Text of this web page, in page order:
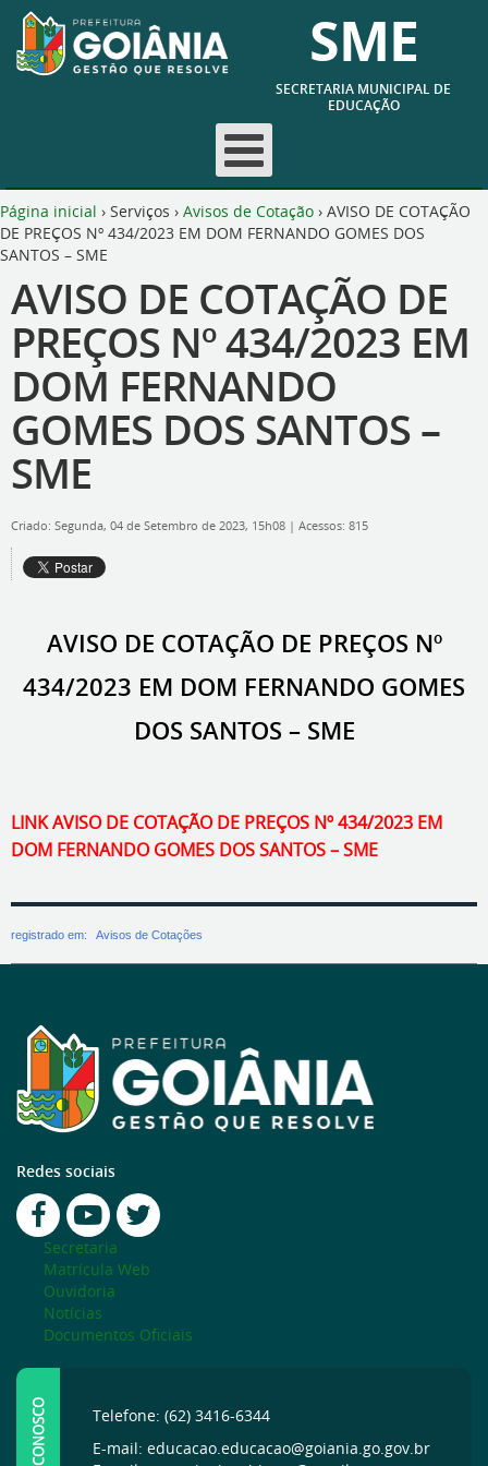
SME
SECRETARIA MUNICIPAL DE
EDUCAÇÃO
Página inicial › Serviços › Avisos de Cotação › AVISO DE COTAÇÃO
DE PREÇOS Nº 434/2023 EM DOM FERNANDO GOMES DOS
SANTOS – SME
AVISO DE COTAÇÃO DE
PREÇOS Nº 434/2023 EM
DOM FERNANDO
GOMES DOS SANTOS –
SME
Criado: Segunda, 04 de Setembro de 2023, 15h08 | Acessos: 815
AVISO DE COTAÇÃO DE PREÇOS Nº
434/2023 EM DOM FERNANDO GOMES
DOS SANTOS – SME
LINK AVISO DE COTAÇÃO DE PREÇOS Nº 434/2023 EM
DOM FERNANDO GOMES DOS SANTOS – SME
registrado em: Avisos de Cotações
Redes sociais
Secretaria
Matrícula Web
Ouvidoria
Notícias
Documentos Oficiais
Telefone: (62) 3416-6344
E-mail: educacao.educacao@goiania.go.gov.br